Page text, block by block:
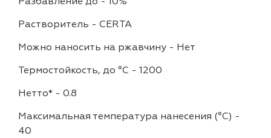
Растворитель - CERTA
Можно наносить на ржавчину - Нет
Термостойкость, до °C - 1200
Нетто* - 0.8
Максимальная температура нанесения (°С) -
40